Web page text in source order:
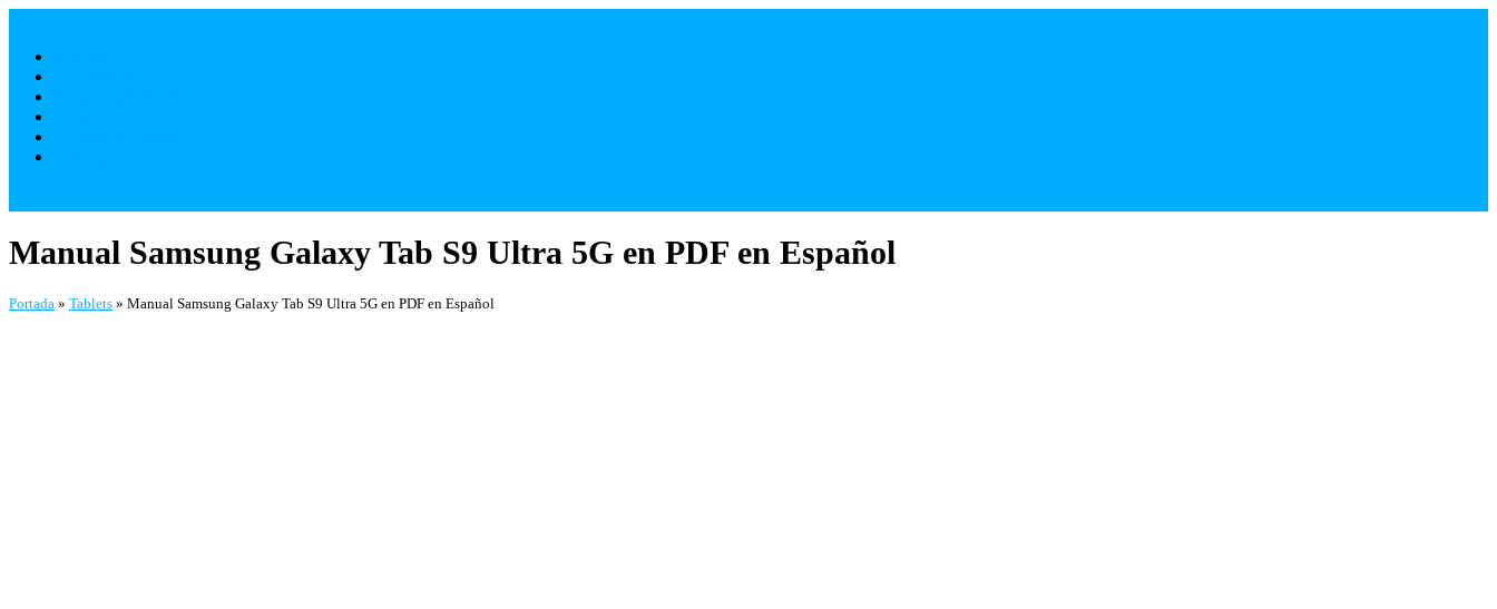
contenido
Manual Samsung Galaxy Tab S9 Ultra 5G en PDF en Español
Portada » Tablets » Manual Samsung Galaxy Tab S9 Ultra 5G en PDF en Español